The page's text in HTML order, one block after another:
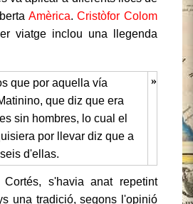
Amèrica.Cristòfor Colom
viatge inclou una llegenda
que por aquella vía
que diz que era
sin hombres, lo cual el
por llevar diz que a
d'ellas.
»
s'havia anat repetint
una tradició, segons l'opinió